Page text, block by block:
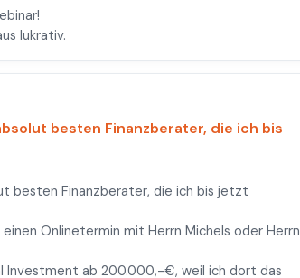
lukrativ.
besten Finanzberater, die ich bis
besten Finanzberater, die ich bis jetzt
Onlinetermin mit Herrn Michels oder Herrn
Investment ab 200.000,-€, weil ich dort das